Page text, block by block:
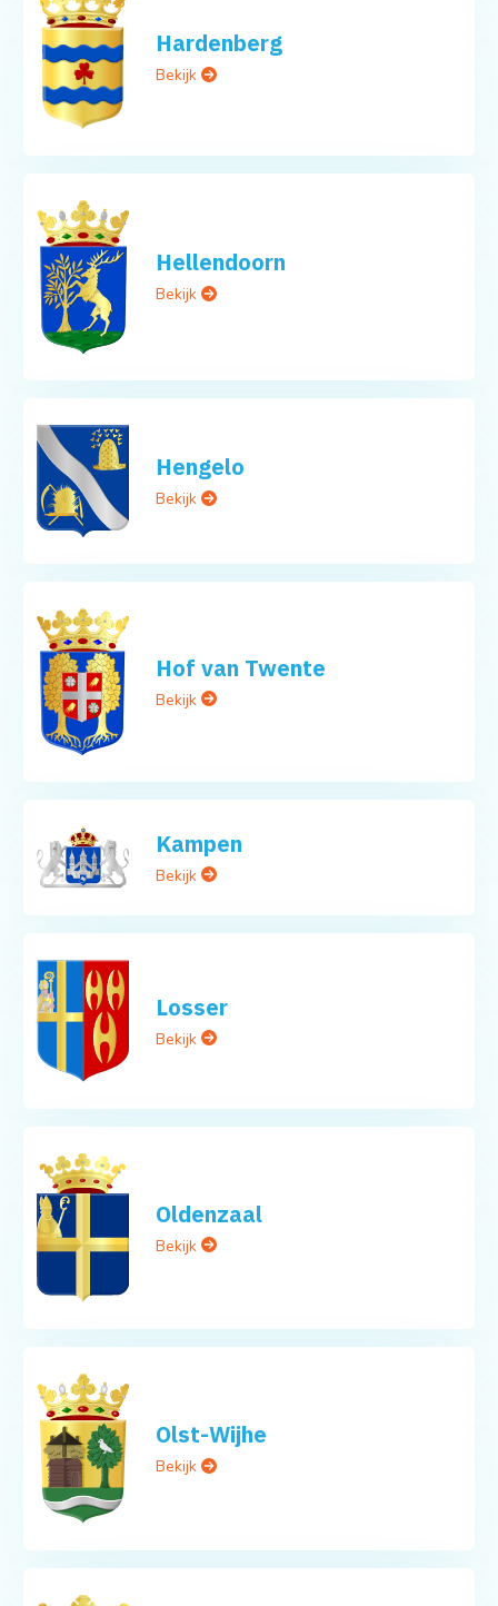
Hardenberg
Bekijk
Hellendoorn
Bekijk
Hengelo
Bekijk
Hof van Twente
Bekijk
Kampen
Bekijk
Losser
Bekijk
Oldenzaal
Bekijk
Olst-Wijhe
Bekijk